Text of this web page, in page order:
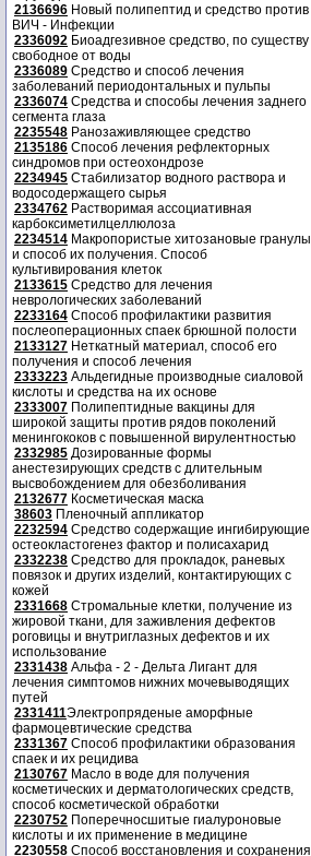
2136696 Новый полипептид и средство против
ВИЧ - Инфекции
2336092 Биоадгезивное средство, по существу
свободное от воды
2336089 Средство и способ лечения
заболеваний периодонтальных и пульпы
2336074 Средства и способы лечения заднего
сегмента глаза
2235548 Ранозаживляющее средство
2135186 Способ лечения рефлекторных
синдромов при остеохондрозе
2234945 Стабилизатор водного раствора и
водосодержащего сырья
2334762 Растворимая ассоциативная
карбоксиметилцеллюлоза
2234514 Макропористые хитозановые гранулы
и способ их получения. Способ
культивирования клеток
2133615 Средство для лечения
неврологических заболеваний
2233164 Способ профилактики развития
послеоперационных спаек брюшной полости
2133127 Неткатный материал, способ его
получения и способ лечения
2333223 Альдегидные производные сиаловой
кислоты и средства на их основе
2333007 Полипептидные вакцины для
широкой защиты против рядов поколений
менингококов с повышенной вирулентностью
2332985 Дозированные формы
анестезирующих средств с длительным
высвобождением для обезболивания
2132677 Косметическая маска
38603 Пленочный аппликатор
2232594 Средство содержащие ингибирующие
остеокластогенез фактор и полисахарид
2332238 Средство для прокладок, раневых
повязок и других изделий, контактирующих с
кожей
2331668 Стромальные клетки, получение из
жировой ткани, для заживления дефектов
роговицы и внутриглазных дефектов и их
использование
2331438 Альфа - 2 - Дельта Лигант для
лечения симптомов нижних мочевыводящих
путей
2331411Электропряденые аморфные
фармоцевтические средства
2331367 Способ профилактики образования
спаек и их рецидива
2130767 Масло в воде для получения
косметических и дерматологических средств,
способ косметической обработки
2230752 Поперечносшитые гиалуроновые
кислоты и их применение в медицине
2230558 Способ восстановления и сохранения